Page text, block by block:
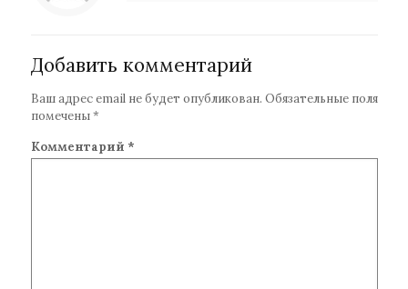
Добавить комментарий
Ваш адрес email не будет опубликован. Обязательные поля
помечены*
Комментарий *